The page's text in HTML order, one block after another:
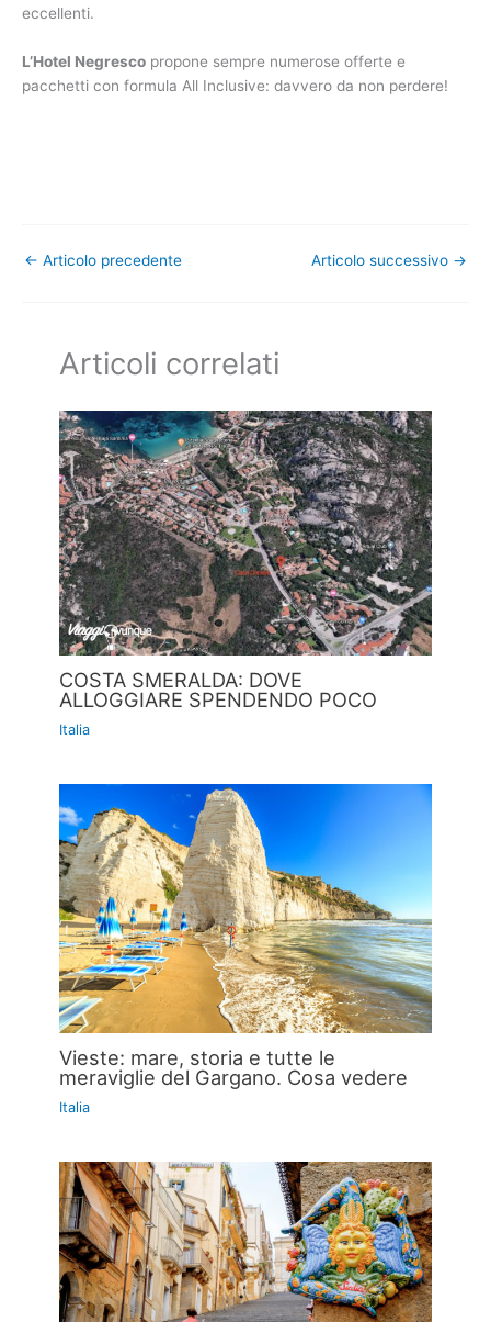
eccellenti.
L’Hotel Negresco propone sempre numerose offerte e
pacchetti con formula All Inclusive: davvero da non perdere!
← Articolo precedente Articolo successivo →
Articoli correlati
COSTA SMERALDA: DOVE
ALLOGGIARE SPENDENDO POCO
Italia
Vieste: mare, storia e tutte le
meraviglie del Gargano. Cosa vedere
Italia